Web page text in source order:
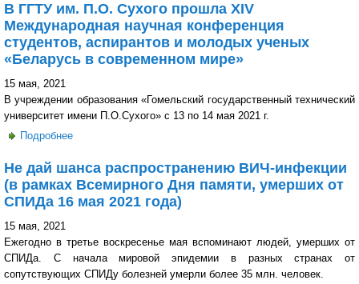
В ГГТУ им. П.О. Сухого прошла ХIV
Международная научная конференция
студентов, аспирантов и молодых ученых
«Беларусь в современном мире»
15 мая, 2021
В учреждении образования «Гомельский государственный технический
университет имени П.О.Сухого» с 13 по 14 мая 2021 г.
Подробнее
ученых «Беларусь в современном мире»
Не дай шанса распространению ВИЧ-инфекции
(в рамках Всемирного Дня памяти, умерших от
СПИДа 16 мая 2021 года)
15 мая, 2021
Ежегодно в третье воскресенье мая вспоминают людей, умерших от
СПИДа. С начала мировой эпидемии в разных странах от
сопутствующих СПИДу болезней умерли более 35 млн. человек.